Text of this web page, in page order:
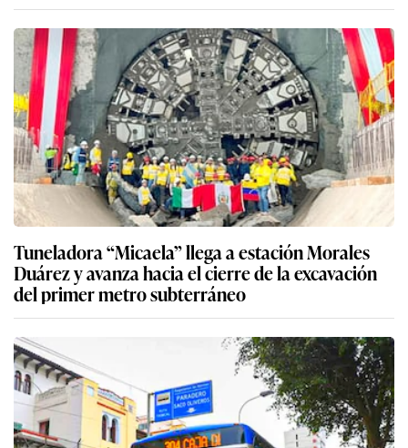
Tuneladora “Micaela” llega a estación Morales
Duárez y avanza hacia el cierre de la excavación
del primer metro subterráneo